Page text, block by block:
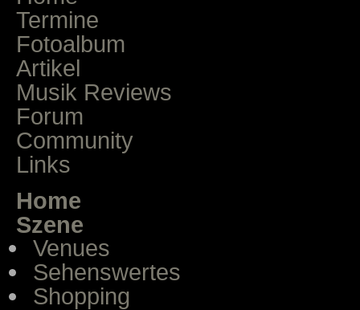
Termine
Fotoalbum
Artikel
Musik Reviews
Forum
Community
Links
Home
Szene
Venues
Sehenswertes
Shopping